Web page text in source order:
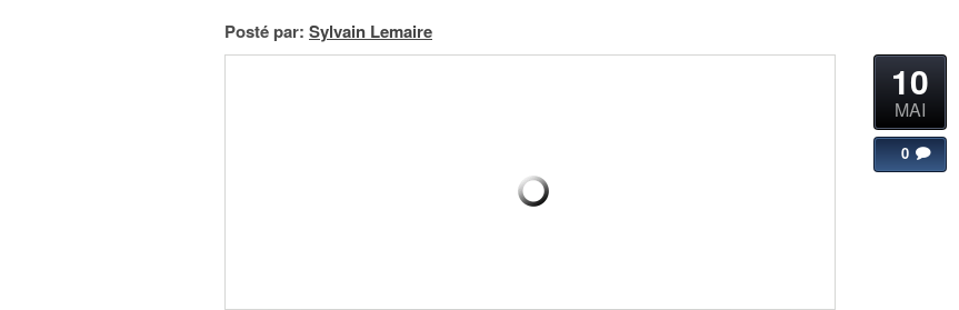
Posté par: Sylvain Lemaire
10
MAI
0